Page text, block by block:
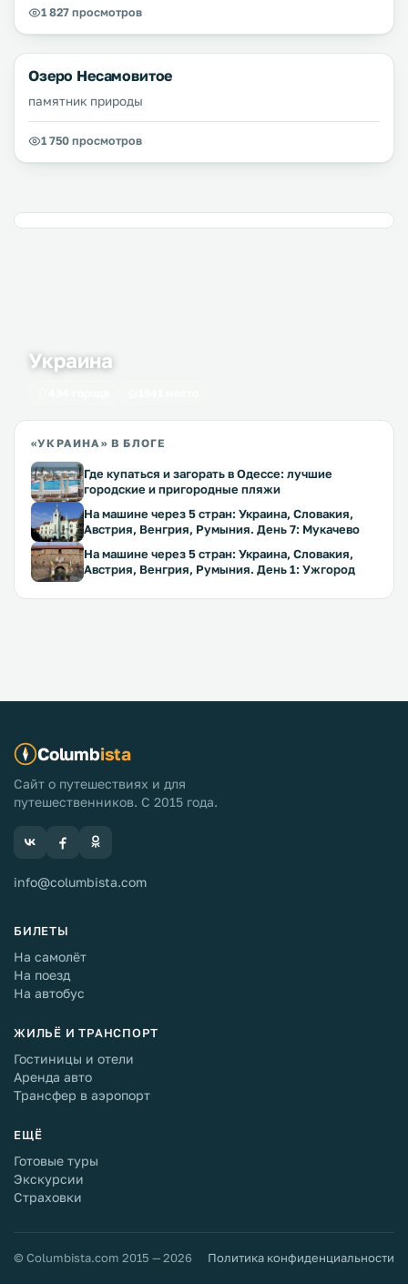
1 827 просмотров
Озеро Несамовитое
памятник природы
1 750 просмотров
Украина
«УКРАИНА» В БЛОГЕ
Где купаться и загорать в Одессе: лучшие
городские и пригородные пляжи
На машине через 5 стран: Украина, Словакия,
Австрия, Венгрия, Румыния. День 7: Мукачево
На машине через 5 стран: Украина, Словакия,
Австрия, Венгрия, Румыния. День 1: Ужгород
Columbista
Сайт о путешествиях и для
путешественников. С 2015 года.
info@columbista.com
БИЛЕТЫ
На самолёт
На поезд
На автобус
ЖИЛЬЁ И ТРАНСПОРТ
Гостиницы и отели
Аренда авто
Трансфер в аэропорт
ЕЩЁ
Готовые туры
Экскурсии
Страховки
© Columbista.com 2015 — 2026 Политика конфиденциальности